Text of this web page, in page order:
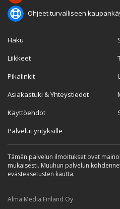
Ohjeet turvalliseen
Haku
Liikkeet
Pikalinkit
Asiakastuki & Yhteystiedot
Käyttöehdot
Palvelut yrityksille
Tämän palvelun ilmoitukset ovat
mukaisesti. Muuhun palvelun
evästeasetusten kautta.
Alma Media Finland Oy